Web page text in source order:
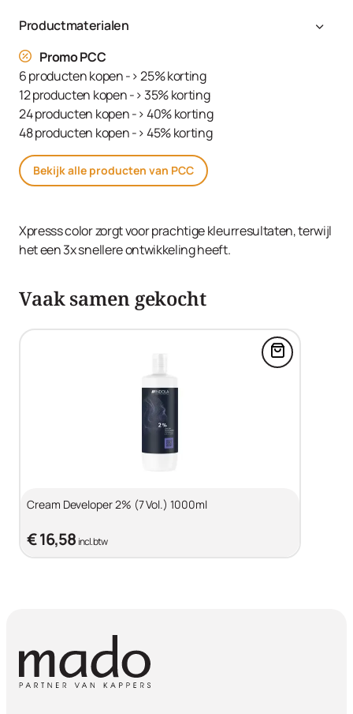
Productmaterialen
SE, Toluene-2,5-Diamine Sulfate, Ammonium Hydroxide,
Decyl Oleate, Resorcinol, Sodium Cetearyl Sulfate,
Ethanolamine, Tetrasodium EDTA, m-Aminophenol,
Parfum (Fragrance), Glycerin, Serine, Sodium Sulfite,
PEG-12 Dimethicone, Hydrolyzed Keratin, Carbomer, 2-
Amino-4-Hydroxyethylaminoanisole Sulfate,
Polyquaternium-2, Sodium Sulfate, Ascorbic Acid, PEG-
1,3-Bis-(2,4-Diaminophenoxy) Propane HCl
Promo PCC
6 producten kopen -> 25% korting
12 producten kopen -> 35% korting
24 producten kopen -> 40% korting
48 producten kopen -> 45% korting
Bekijk alle producten van PCC
Xpresss color zorgt voor prachtige kleurresultaten, terwijl
het een 3x snellere ontwikkeling heeft.
Vaak samen gekocht
Voeg
Cream Developer 2% (7 Vol.) 1000ml
€ 16,58 incl. btw